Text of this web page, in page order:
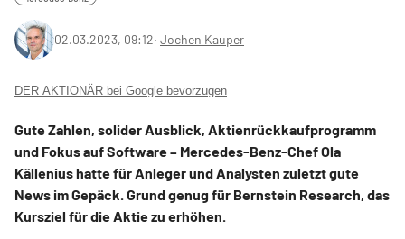
02.03.2023, 09:12‧ Jochen Kauper
DER AKTIONÄR bei Google bevorzugen
Gute Zahlen, solider Ausblick, Aktienrückkaufprogramm
und Fokus auf Software – Mercedes-Benz-Chef Ola
Källenius hatte für Anleger und Analysten zuletzt gute
News im Gepäck. Grund genug für Bernstein Research, das
Kursziel für die Aktie zu erhöhen.